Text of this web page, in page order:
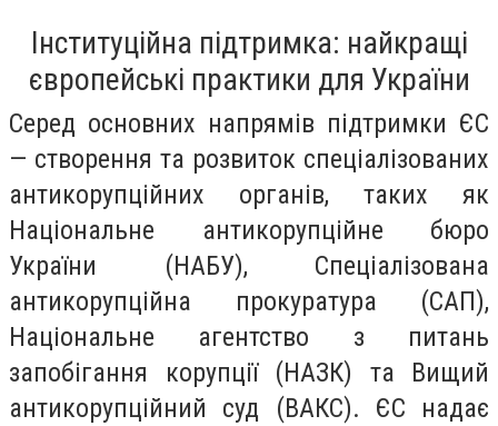
Інституційна підтримка: найкращі
європейські практики для України
Серед основних напрямів підтримки ЄС
— створення та розвиток спеціалізованих
антикорупційних органів, таких як
Національне антикорупційне бюро
України (НАБУ), Спеціалізована
антикорупційна прокуратура (САП),
Національне агентство з питань
запобігання корупції (НАЗК) та Вищий
антикорупційний суд (ВАКС). ЄС надає